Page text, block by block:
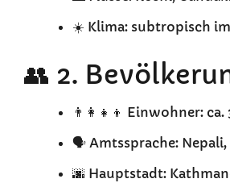
☀️ Klima: subtropisch
👥 2.
👨‍👩‍👧‍👦 Einwohner:
🗣️ Amtssprache:
🌆 Hauptstadt: